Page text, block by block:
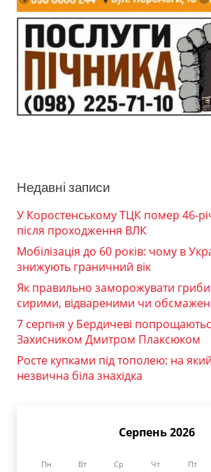
Недавні записи
У Коростенському ТЦК помер 46-
після проходження ВЛК
Мобілізація до 60 років: чому в
знижують граничний вік
Як правильно заморожувати
сирими, відвареними чи
7 серпня у Бердичеві
Захисником Дмитром Плаксюком
Росте купками під тополею: на
незвична біла знахідка
Серпень 2026
Пн Вт Ср Чт Пт